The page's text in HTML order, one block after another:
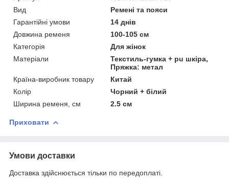
Вид
Ремені та пояси
Гарантійні умови
14 днів
Довжина ременя
100-105 см
Категорія
Для жінок
Матеріали
Текстиль-гумка + pu шкіра,
Пряжка: метал
Країна-виробник товару
Китай
Колір
Чорний + білий
Ширина ременя, см
2.5 см
Приховати
Умови доставки
Доставка здійснюється тільки по передоплаті.